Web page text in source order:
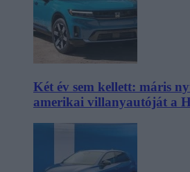
Két év sem kellett: máris
amerikai villanyautóját a